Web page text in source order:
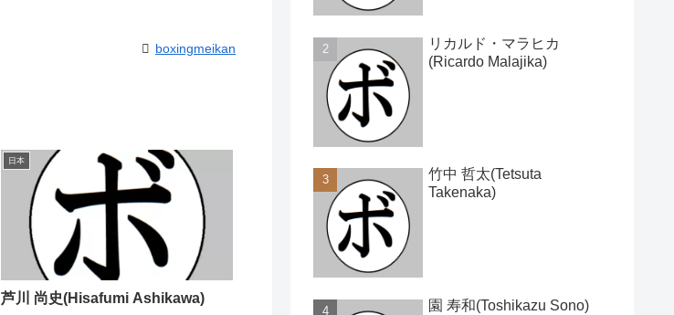
boxingmeikan
日本
芦川 尚史(Hisafumi Ashikawa)
リカルド・マラヒカ
(Ricardo Malajika)
竹中 哲太(Tetsuta
Takenaka)
園 寿和(Toshikazu Sono)